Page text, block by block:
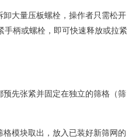
大量压板螺栓，操作者只需松开
手柄或螺栓，即可快速释放或拉紧
先张紧并固定在独立的筛格（筛
模块取出，放入已装好新筛网的